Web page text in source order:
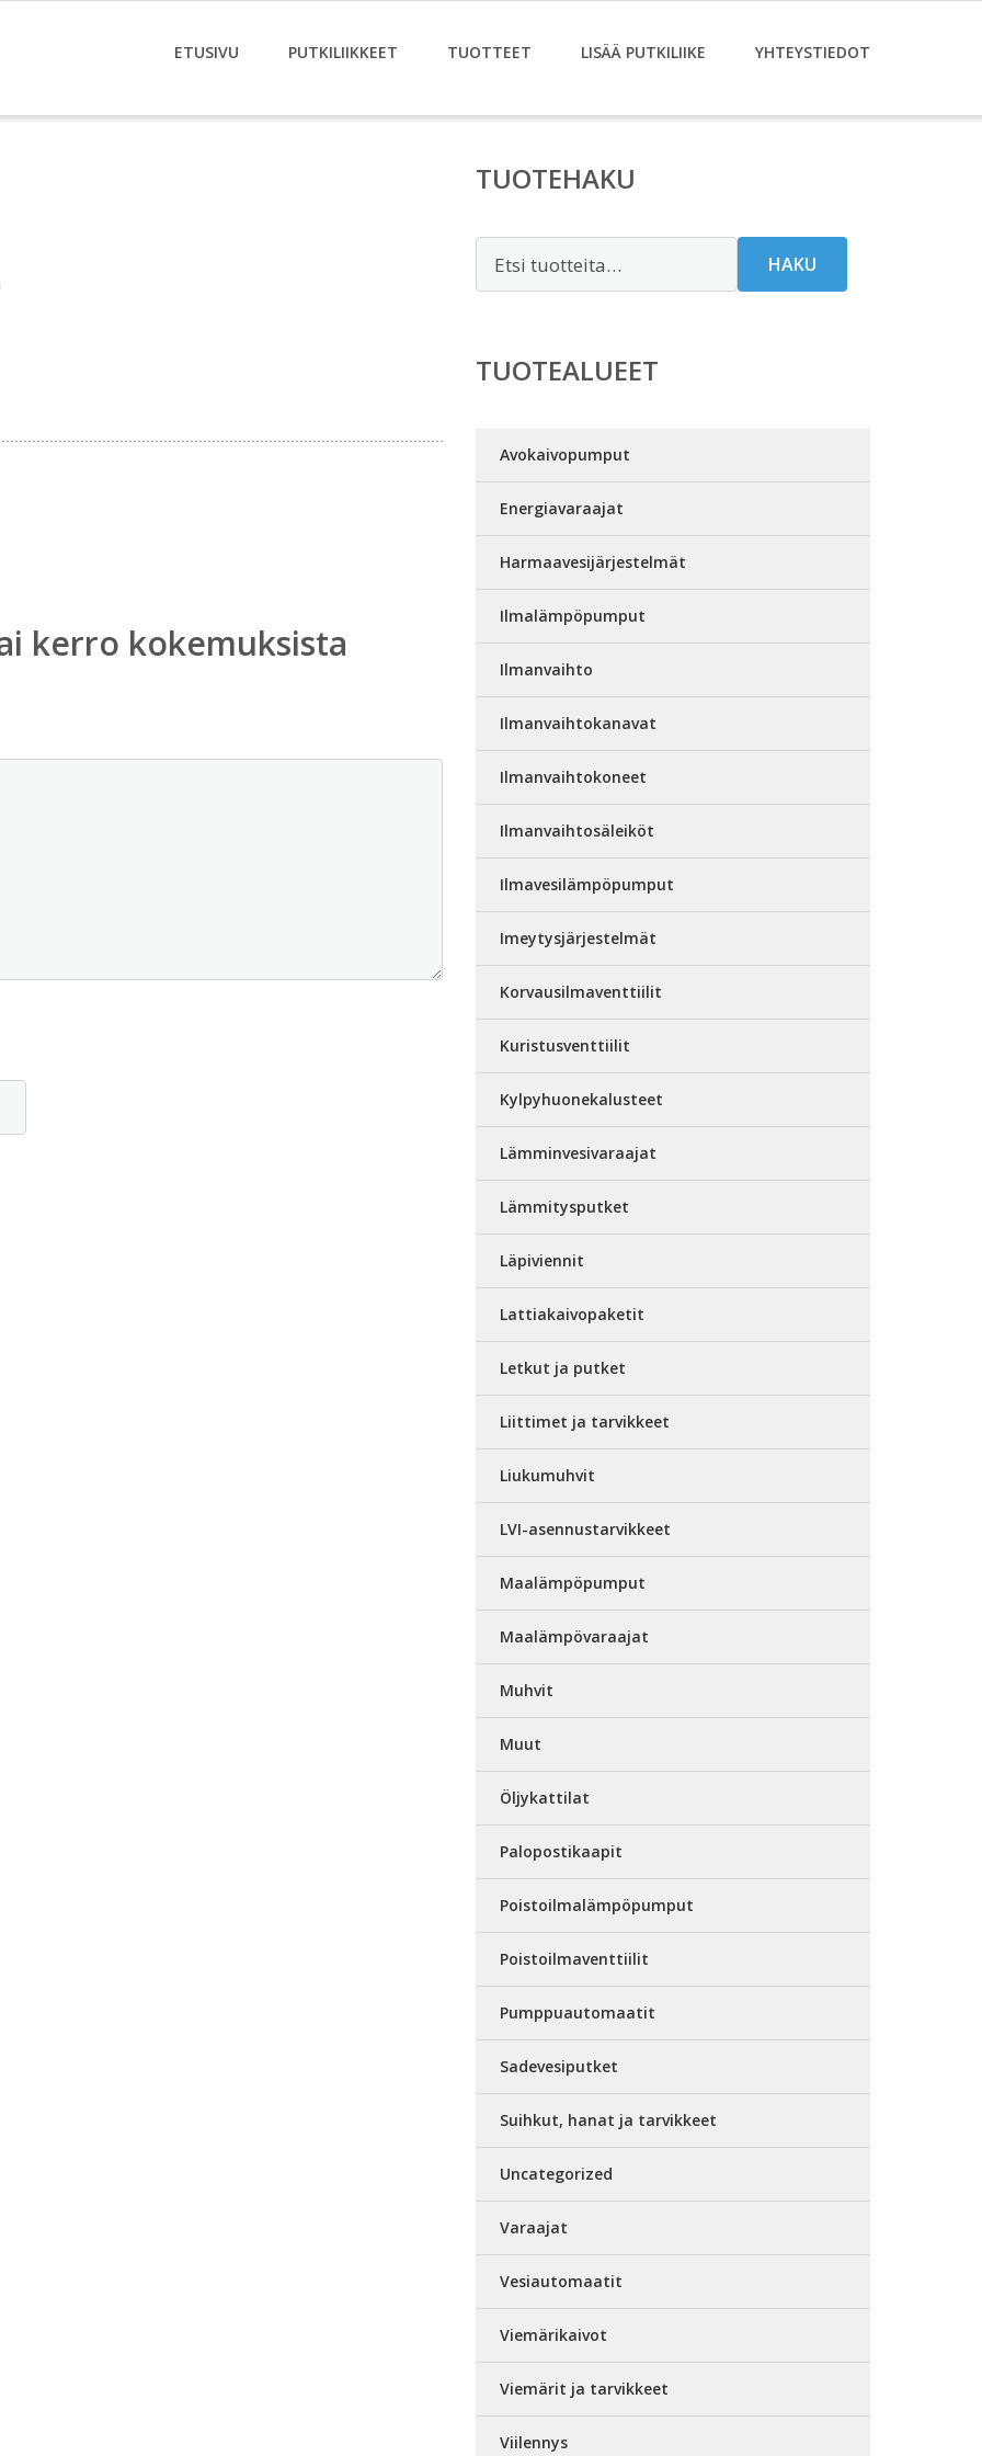
ETUSIVU PUTKILIIKKEET TUOTTEET LISÄÄ PUTKILIIKE YHTEYSTIEDOT
kerro kokemuksista
TUOTEHAKU
HAKU
TUOTEALUEET
Avokaivopumput
Energiavaraajat
Harmaavesijärjestelmät
Ilmalämpöpumput
Ilmanvaihto
Ilmanvaihtokanavat
Ilmanvaihtokoneet
Ilmanvaihtosäleiköt
Ilmavesilämpöpumput
Imeytysjärjestelmät
Korvausilmaventtiilit
Kuristusventtiilit
Kylpyhuonekalusteet
Lämminvesivaraajat
Lämmitysputket
Läpiviennit
Lattiakaivopaketit
Letkut ja putket
Liittimet ja tarvikkeet
Liukumuhvit
LVI-asennustarvikkeet
Maalämpöpumput
Maalämpövaraajat
Muhvit
Muut
Öljykattilat
Palopostikaapit
Poistoilmalämpöpumput
Poistoilmaventtiilit
Pumppuautomaatit
Sadevesiputket
Suihkut, hanat ja tarvikkeet
Uncategorized
Varaajat
Vesiautomaatit
Viemärikaivot
Viemärit ja tarvikkeet
Viilennys